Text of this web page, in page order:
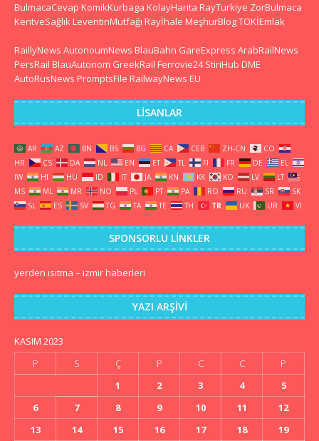
BulmacaCevap KomikKurbaga KolayHarita RayTurkiye ZorBulmaca
KentveSağlık LeventinMutfağı Rayİhale MeşhurBlogTOKİEmlak
RaillyNews AutonoumNews BlauBahn GareExpress ArabRailNews
PersRail BlauAutonom GreekRail Ferrovie24 StiriHub DME
AutoRusNews PromptsFile RailwayNews EU
LISANLAR
AR AZ BN BS BG CA CEB ZH-CN
CO
HR
CS DA NL EN ET TL FI FR DE
EL
IW
HI HU ID IT JA KN KK KO LV
LT
MS
ML MR NO PL PT PA RO RU SR
SK
SL
ES SV TG TA TE TH TR UK UR VI
SPONSORLU LINKLER
yerden ısıtma – izmir haberleri
YAZI ARŞIVI
KASIM 2023
P
S Ç P C C
P
1
2 3 4
5
6
7 8 9 10 11
12
13
14 15 16 17 18 19